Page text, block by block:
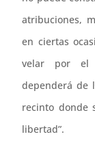
atribuciones,
en ciertas
velar por el
dependerá de
recinto donde
libertad”.